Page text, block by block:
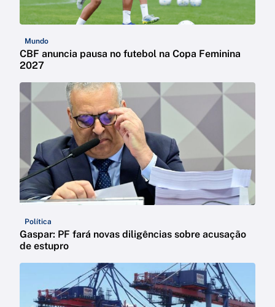
Mundo
CBF anuncia pausa no futebol na Copa Feminina
2027
Política
Gaspar: PF fará novas diligências sobre acusação
de estupro